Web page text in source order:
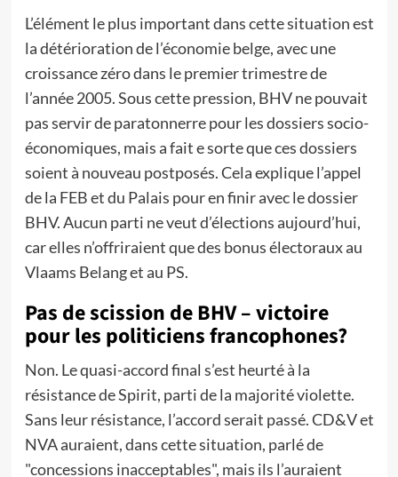
L’élément le plus important dans cette situation est
la détérioration de l’économie belge, avec une
croissance zéro dans le premier trimestre de
l’année 2005. Sous cette pression, BHV ne pouvait
pas servir de paratonnerre pour les dossiers socio-
économiques, mais a fait e sorte que ces dossiers
soient à nouveau postposés. Cela explique l’appel
de la FEB et du Palais pour en finir avec le dossier
BHV. Aucun parti ne veut d’élections aujourd’hui,
car elles n’offriraient que des bonus électoraux au
Vlaams Belang et au PS.
Pas de scission de BHV – victoire
pour les politiciens francophones?
Non. Le quasi-accord final s’est heurté à la
résistance de Spirit, parti de la majorité violette.
Sans leur résistance, l’accord serait passé. CD&V et
NVA auraient, dans cette situation, parlé de
"concessions inacceptables", mais ils l’auraient